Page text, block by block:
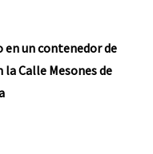
en un contenedor de
la Calle Mesones de